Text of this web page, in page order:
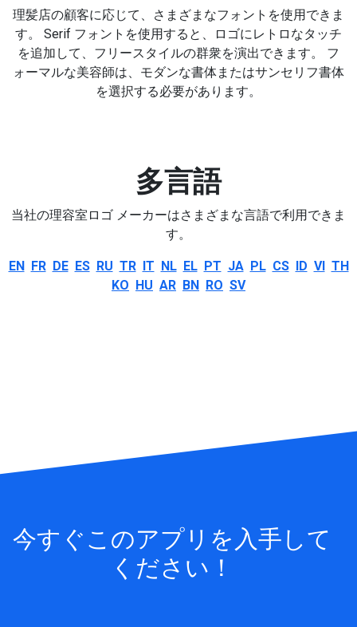
理髪店の顧客に応じて、さまざまなフォントを使用できま
す。 Serif フォントを使用すると、ロゴにレトロなタッチ
を追加して、フリースタイルの群衆を演出できます。 フ
ォーマルな美容師は、モダンな書体またはサンセリフ書体
を選択する必要があります。
多言語
当社の理容室ロゴ メーカーはさまざまな言語で利用できま
す。
EN FR DE ES RU TR IT NL EL PT JA PL CS ID VI TH
KO HU AR BN RO SV
今すぐこのアプリを入手して
ください！